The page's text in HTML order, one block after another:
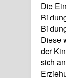
Die
Diese
der
sich